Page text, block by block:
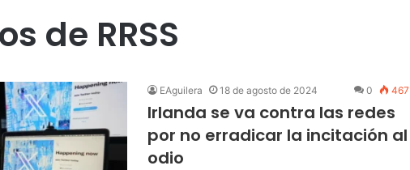
de RRSS
EAguilera 18 de agosto de 2024 0 467
Irlanda se va contra las redes
por no erradicar la incitación al
odio